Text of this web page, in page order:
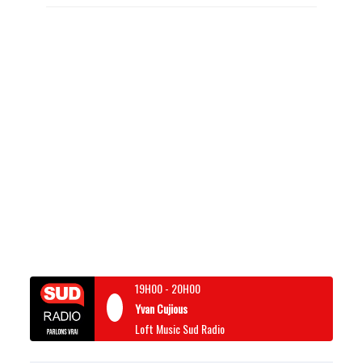
19H00- 20H00
Yvan Cujious
Loft Music Sud Radio